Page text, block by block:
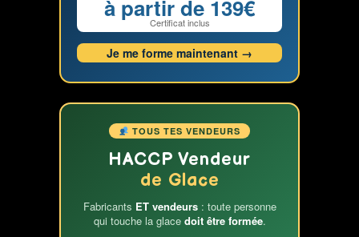
à partir de 139€
Certificat inclus
Je me forme maintenant →
TOUS TES VENDEURS
HACCP Vendeur
de Glace
Fabricants ET vendeurs: toute personne
qui touche la glace doit être formée.